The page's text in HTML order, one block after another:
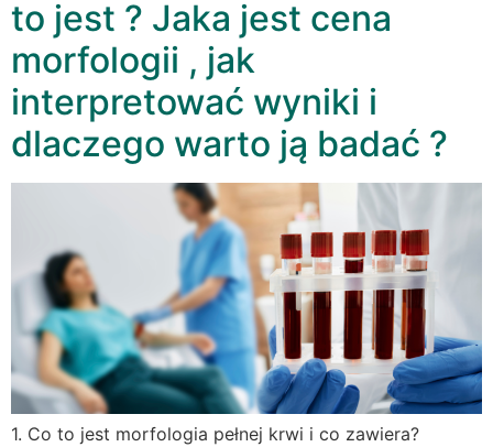
to jest ? Jaka jest cena
morfologii , jak
interpretować wyniki i
dlaczego warto ją badać ?
1. Co to jest morfologia pełnej krwi i co zawiera?